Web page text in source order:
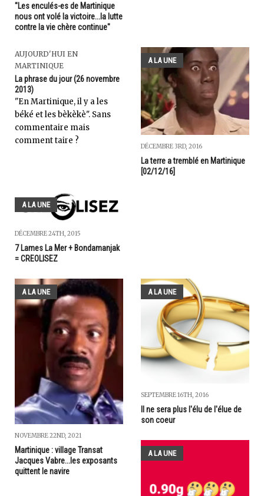
"Les enculés-es de Martinique
nous ont volé la victoire...la lutte
contre la vie chère continue"
AUJOURD'HUI EN
MARTINIQUE
La phrase du jour (26 novembre
2013)
"En Martinique, il y a les
béké et les bèkèkè". Sans
commentaire mais
comment taire ?
A LA UNE
DÉCEMBRE 3RD, 2016
La terre a tremblé en Martinique
[02/12/16]
A LA UNE
DÉCEMBRE 24TH, 2015
7 Lames La Mer + Bondamanjak
= CREOLISEZ
A LA UNE
NOVEMBRE 22ND, 2021
Martinique : village Transat
Jacques Vabre...les exposants
quittent le navire
A LA UNE
SEPTEMBRE 16TH, 2016
Il ne sera plus l'élu de l'élue de
son coeur
A LA UNE